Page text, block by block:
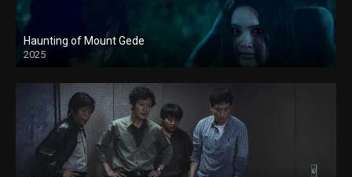
Haunting of Mount Gede
2025